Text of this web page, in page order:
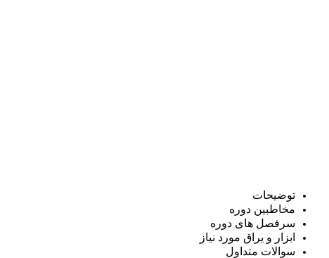
توضیحات
مخاطبین دوره
سرفصل های دوره
ابزار و یراق مورد نیاز
سوالات متداول